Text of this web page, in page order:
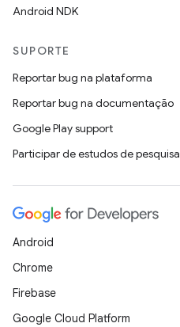
Android NDK
SUPORTE
Reportar bug na plataforma
Reportar bug na documentação
Google Play support
Participar de estudos de pesquisa
Android
Chrome
Firebase
Google Cloud Platform